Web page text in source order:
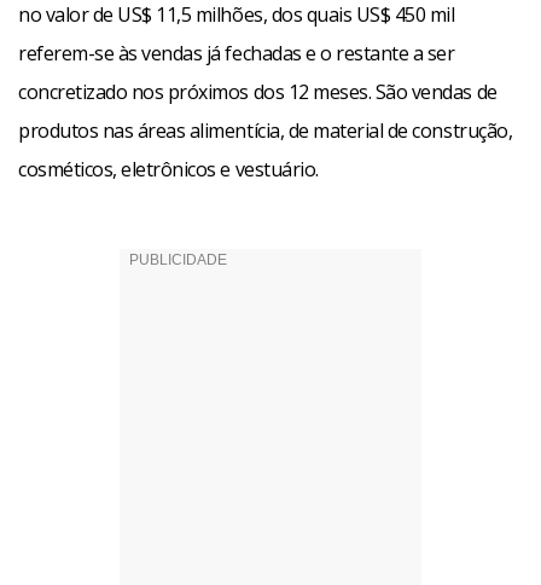
no valor de US$ 11,5 milhões, dos quais US$ 450 mil
referem-se às vendas já fechadas e o restante a ser
concretizado nos próximos dos 12 meses. São vendas de
produtos nas áreas alimentícia, de material de construção,
cosméticos, eletrônicos e vestuário.